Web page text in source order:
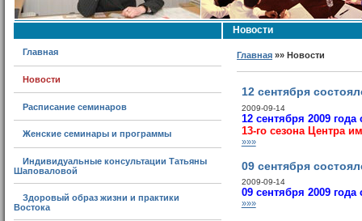
Главная
Новости
Расписание семинаров
Женские семинары и программы
Индивидуальные консультации Татьяны
Шаповаловой
Здоровый образ жизни и практики
Востока
Новости
Главная »» Новости
12 сентября
2009-09-14
12 сентября 2009
13-го сезона Центра
»»»
09 сентября
2009-09-14
09 сентября 2009 года
»»»